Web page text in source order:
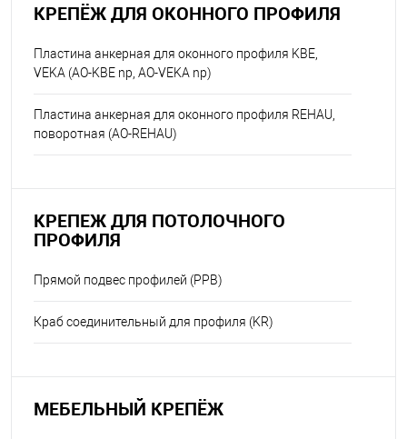
КРЕПЁЖ ДЛЯ ОКОННОГО ПРОФИЛЯ
Пластина анкерная для оконного профиля KBE,
VEKA (АО-KBE np, АО-VEKA np)
Пластина анкерная для оконного профиля REHAU,
поворотная (АО-REHAU)
КРЕПЕЖ ДЛЯ ПОТОЛОЧНОГО
ПРОФИЛЯ
Прямой подвес профилей (PPB)
Краб соединительный для профиля (KR)
МЕБЕЛЬНЫЙ КРЕПЁЖ